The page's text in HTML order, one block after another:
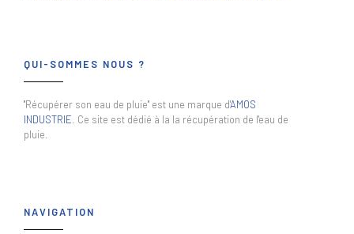
QUI-SOMMES NOUS ?
"Récupérer son eau de pluie" est une marque d'AMOS
INDUSTRIE . Ce site est dédié à la la récupération de l'eau de
pluie.
NAVIGATION